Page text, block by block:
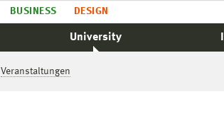
BUSINESS DESIGN
University
Veranstaltungen